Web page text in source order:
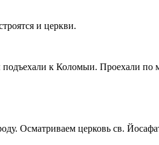
и церкви.
к Коломыи. Проехали по
Осматриваем церковь св.